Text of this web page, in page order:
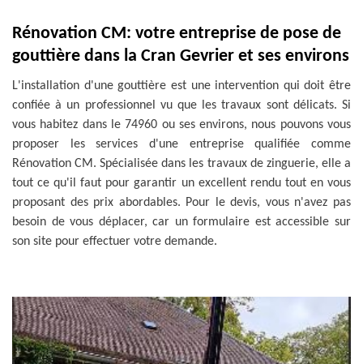
Rénovation CM: votre entreprise de pose de
gouttière dans la Cran Gevrier et ses environs
L'installation d'une gouttière est une intervention qui doit être
confiée à un professionnel vu que les travaux sont délicats. Si
vous habitez dans le 74960 ou ses environs, nous pouvons vous
proposer les services d'une entreprise qualifiée comme
Rénovation CM. Spécialisée dans les travaux de zinguerie, elle a
tout ce qu'il faut pour garantir un excellent rendu tout en vous
proposant des prix abordables. Pour le devis, vous n'avez pas
besoin de vous déplacer, car un formulaire est accessible sur
son site pour effectuer votre demande.